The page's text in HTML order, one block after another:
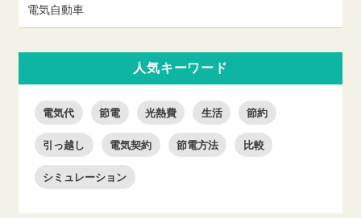
電気自動車
人気キーワード
電気代 節電 光熱費 生活 節約
引っ越し 電気契約 節電方法 比較
シミュレーション